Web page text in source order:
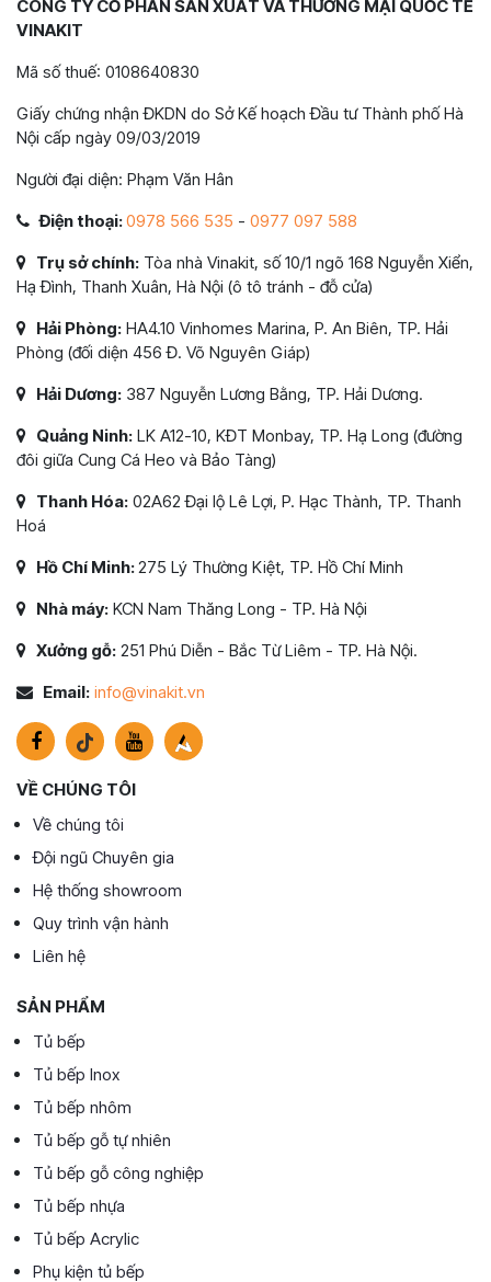
CÔNG TY CỔ PHẦN SẢN XUẤT VÀ THƯƠNG MẠI QUỐC TẾ
VINAKIT
Mã số thuế: 0108640830
Giấy chứng nhận ĐKDN do Sở Kế hoạch Đầu tư Thành phố Hà
Nội cấp ngày 09/03/2019
Người đại diện: Phạm Văn Hân
Điện thoại:0978 566 535 - 0977 097 588
Trụ sở chính: Tòa nhà Vinakit, số 10/1 ngõ 168 Nguyễn Xiển,
Hạ Đình, Thanh Xuân, Hà Nội (ô tô tránh - đỗ cửa)
Hải Phòng: HA4.10 Vinhomes Marina, P. An Biên, TP. Hải
Phòng (đối diện 456 Đ. Võ Nguyên Giáp)
Hải Dương: 387 Nguyễn Lương Bằng, TP. Hải Dương.
Quảng Ninh: LK A12-10, KĐT Monbay, TP. Hạ Long (đường
đôi giữa Cung Cá Heo và Bảo Tàng)
Thanh Hóa: 02A62 Đại lộ Lê Lợi, P. Hạc Thành, TP. Thanh
Hoá
Hồ Chí Minh:275 Lý Thường Kiệt, TP. Hồ Chí Minh
Nhà máy: KCN Nam Thăng Long - TP. Hà Nội
Xưởng gỗ: 251 Phú Diễn - Bắc Từ Liêm - TP. Hà Nội.
Email: info@vinakit.vn
VỀ CHÚNG TÔI
Về chúng tôi
Đội ngũ Chuyên gia
Hệ thống showroom
Quy trình vận hành
Liên hệ
SẢN PHẨM
Tủ bếp
Tủ bếp Inox
Tủ bếp nhôm
Tủ bếp gỗ tự nhiên
Tủ bếp gỗ công nghiệp
Tủ bếp nhựa
Tủ bếp Acrylic
Phụ kiện tủ bếp